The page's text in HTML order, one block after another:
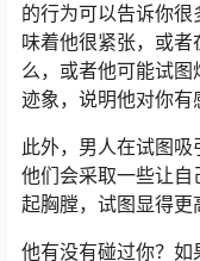
的行为可以告诉你
味着他很紧张，或
么，或者他可能试
迹象，说明他对你有
此外，男人在试图
他们会采取一些让
起胸膛，试图显得更
他有没有碰过你？